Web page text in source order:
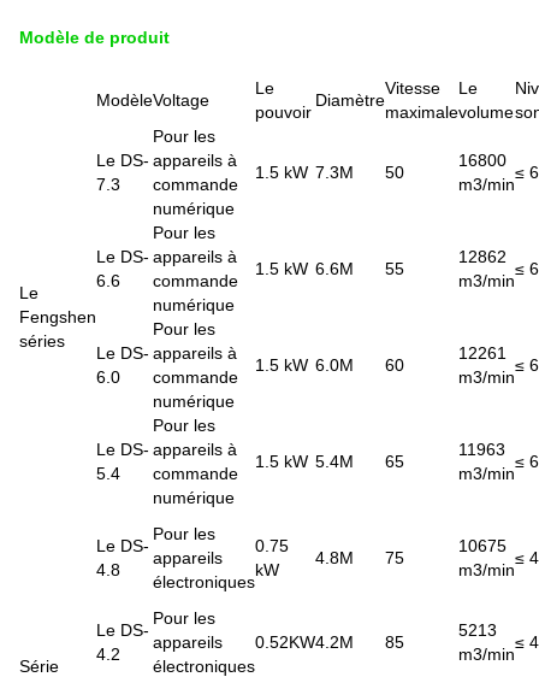
Modèle de produit
ModèleVoltage
Le
pouvoir
Diamètre
Vitesse
maximale
Le
volume
Le
Fengshen
séries
Le DS-
7.3
Pour les
appareils à
commande
numérique
1.5 kW 7.3M 50
16800
m3/min
≤
Le DS-
6.6
Pour les
appareils à
commande
numérique
1.5 kW 6.6M 55
12862
m3/min
≤
Le DS-
6.0
Pour les
appareils à
commande
numérique
1.5 kW 6.0M 60
12261
m3/min
≤
Le DS-
5.4
Pour les
appareils à
commande
numérique
1.5 kW 5.4M 65
11963
m3/min
≤
Série
Le DS-
4.8
Pour les
appareils
électroniques
0.75
kW
4.8M 75
10675
m3/min
≤
Le DS-
4.2
Pour les
appareils
électroniques
0.52KW4.2M 85
5213
m3/min
≤